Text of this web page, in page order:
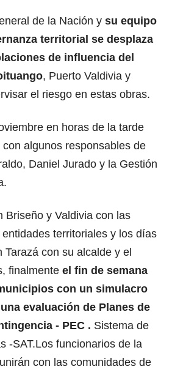
de la Nación y su equipo
territorial se desplaza
de influencia del
, Puerto Valdivia y
el riesgo en estas obras.
en horas de la tarde
algunos responsables de
Daniel Jurado y la Gestión
Briseño y Valdivia con las
territoriales y los días
Tarazá con su alcalde y el
finalmente el fin de semana
con un simulacro
evaluación de Planes de
- PEC . Sistema de
-SAT.Los funcionarios de la
con las comunidades de